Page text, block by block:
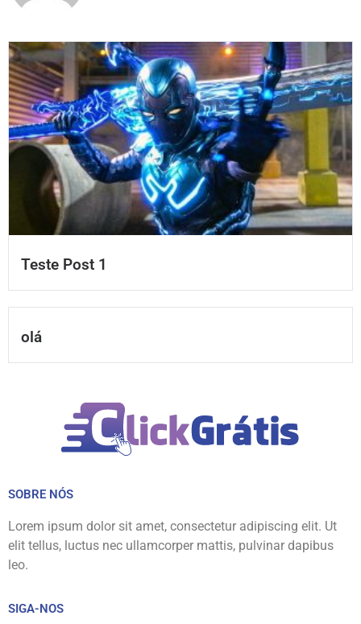
Teste Post 1
olá
SOBRE NÓS
Lorem ipsum dolor sit amet, consectetur adipiscing elit. Ut
elit tellus, luctus nec ullamcorper mattis, pulvinar dapibus
leo.
SIGA-NOS